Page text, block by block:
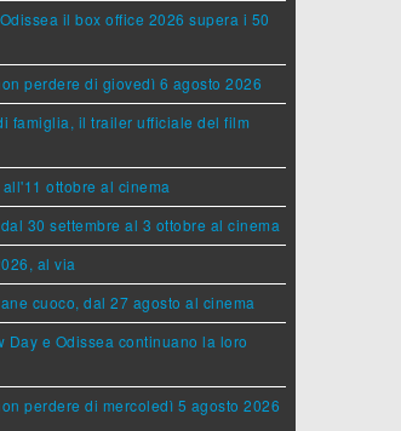
il box office 2026 supera i 50
perdere di giovedì 6 agosto 2026
famiglia, il trailer ufficiale del film
ottobre al cinema
30 settembre al 3 ottobre al cinema
al via
cuoco, dal 27 agosto al cinema
Day e Odissea continuano la loro
perdere di mercoledì 5 agosto 2026